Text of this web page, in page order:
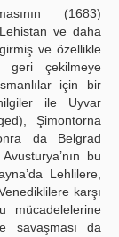
(1683)
ve daha
ve özellikle
geri çekilmeye
için bir
ile Uyvar
Şimontorna
da Belgrad
bu
Lehlilere,
karşı
mücadelelerine
savaşması da